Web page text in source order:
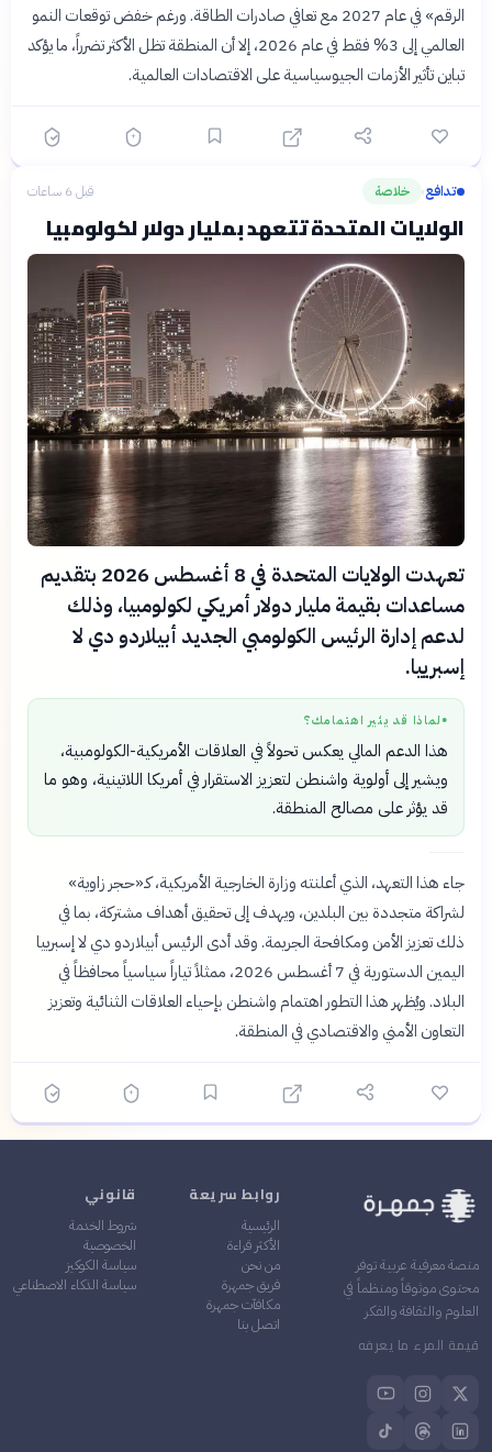
الرقم» في عام 2027 مع تعافي صادرات الطاقة. ورغم خفض توقعات النمو
العالمي إلى 3% فقط في عام 2026، إلا أن المنطقة تظل الأكثر تضرراً، ما يؤكد
تباين تأثير الأزمات الجيوسياسية على الاقتصادات العالمية.
تدافع› خلاصة قبل 6 ساعات
الولايات المتحدة تتعهد بمليار دولار لكولومبيا
تعهدت الولايات المتحدة في 8 أغسطس 2026 بتقديم
مساعدات بقيمة مليار دولار أمريكي لكولومبيا، وذلك
لدعم إدارة الرئيس الكولومبي الجديد أبيلاردو دي لا
إسبرييا.
● لماذا قد يثير اهتمامك؟
هذا الدعم المالي يعكس تحولاً في العلاقات الأمريكية-الكولومبية،
ويشير إلى أولوية واشنطن لتعزيز الاستقرار في أمريكا اللاتينية، وهو ما
قد يؤثر على مصالح المنطقة.
جاء هذا التعهد، الذي أعلنته وزارة الخارجية الأمريكية، كـ«حجر زاوية»
لشراكة متجددة بين البلدين، ويهدف إلى تحقيق أهداف مشتركة، بما في
ذلك تعزيز الأمن ومكافحة الجريمة. وقد أدى الرئيس أبيلاردو دي لا إسبرييا
اليمين الدستورية في 7 أغسطس 2026، ممثلاً تياراً سياسياً محافظاً في
البلاد. ويُظهر هذا التطور اهتمام واشنطن بإحياء العلاقات الثنائية وتعزيز
التعاون الأمني والاقتصادي في المنطقة.
منصة معرفية عربية توفر
محتوى موثوقاً ومنظماً في
العلوم والثقافة والفكر
قيمة المرء ما يعرفه
روابط سريعة
الرئيسية
الأكثر قراءة
من نحن
فريق جمهرة
مكافآت جمهرة
اتصل بنا
قانوني
شروط الخدمة
الخصوصية
سياسة الكوكيز
سياسة الذكاء الاصطناعي